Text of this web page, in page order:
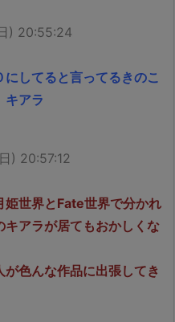
) 20:55:24
してると言ってるきのこ
キアラ
) 20:57:12
姫世界とFate世界で分かれ
アラが居てもおかしくな
色んな作品に出張してき